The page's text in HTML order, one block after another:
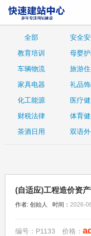
全部 安全
教育培训
母婴
车辆物流
旅游
家具电器
礼品
化工能源
医疗
财税法律
体育
茶酒日用
双语
(自适应)工程造价资
作者: 创始人 时间： 2026-
编号：P1133 价格：